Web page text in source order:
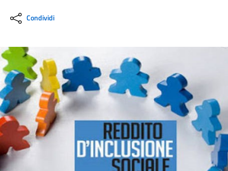
Condividi